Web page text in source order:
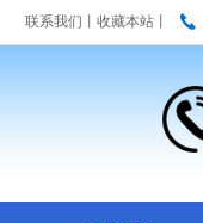
联系我们 收藏本站